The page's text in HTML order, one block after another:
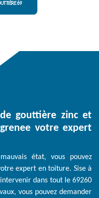
69
gouttière zinc et
votre expert
état, vous pouvez
expert en toiture. Sise à
dans tout le 69260
vous pouvez demander